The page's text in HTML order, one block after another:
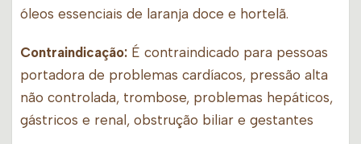
óleos essenciais de laranja doce e hortelã.
Contraindicação: É contraindicado para pessoas
portadora de problemas cardíacos, pressão alta
não controlada, trombose, problemas hepáticos,
gástricos e renal, obstrução biliar e gestantes